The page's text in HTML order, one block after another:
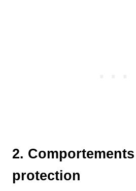
2. Comportements
protection